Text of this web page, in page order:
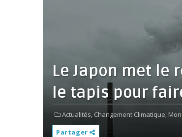
Le Japon met le
le tapis pour
Actualités, Changement Climatique,
Partager